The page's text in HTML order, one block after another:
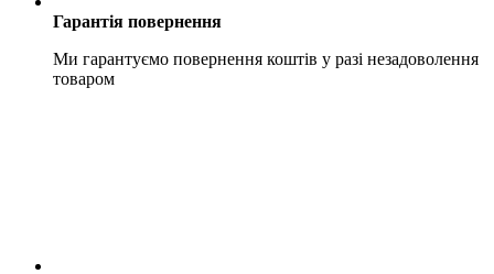
Гарантія повернення
Ми гарантуємо повернення коштів у разі незадоволення
товаром